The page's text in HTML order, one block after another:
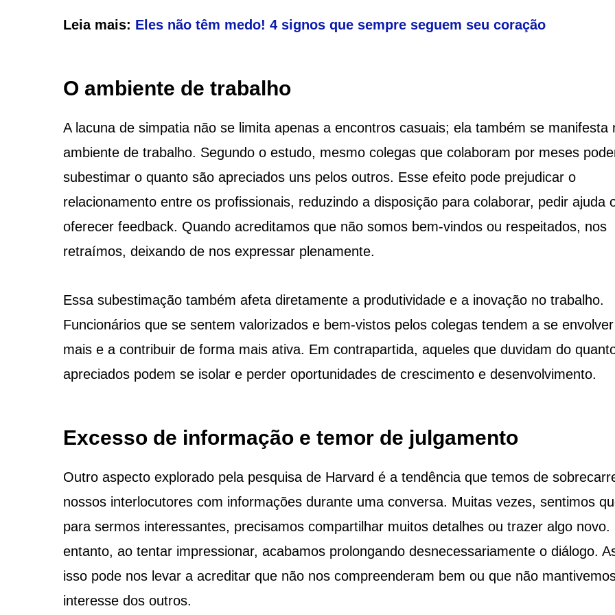
Leia mais: Eles não têm medo! 4 signos que sempre seguem seu coração
O ambiente de trabalho
A lacuna de simpatia não se limita apenas a encontros casuais; ela também se manifesta
ambiente de trabalho. Segundo o estudo, mesmo colegas que colaboram por meses
subestimar o quanto são apreciados uns pelos outros. Esse efeito pode prejudicar o
relacionamento entre os profissionais, reduzindo a disposição para colaborar, pedir ajuda
oferecer feedback. Quando acreditamos que não somos bem-vindos ou respeitados, nos
retraímos, deixando de nos expressar plenamente.
Essa subestimação também afeta diretamente a produtividade e a inovação no trabalho.
Funcionários que se sentem valorizados e bem-vistos pelos colegas tendem a se envolver
mais e a contribuir de forma mais ativa. Em contrapartida, aqueles que duvidam do
apreciados podem se isolar e perder oportunidades de crescimento e desenvolvimento.
Excesso de informação e temor de julgamento
Outro aspecto explorado pela pesquisa de Harvard é a tendência que temos de
nossos interlocutores com informações durante uma conversa. Muitas vezes, sentimos
para sermos interessantes, precisamos compartilhar muitos detalhes ou trazer algo novo.
entanto, ao tentar impressionar, acabamos prolongando desnecessariamente o diálogo.
isso pode nos levar a acreditar que não nos compreenderam bem ou que não
interesse dos outros.